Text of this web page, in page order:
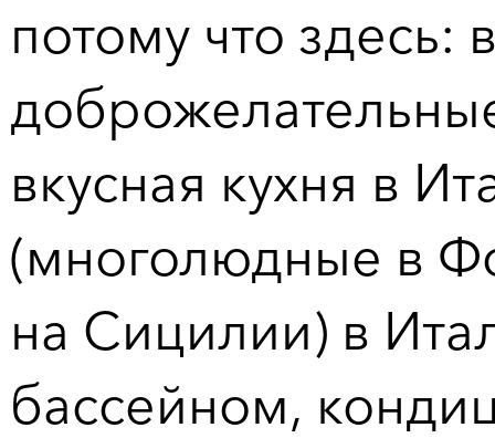
потому что здесь:
вкусная кухня в
(многолюдные в
на Сицилии) в
бассейном,